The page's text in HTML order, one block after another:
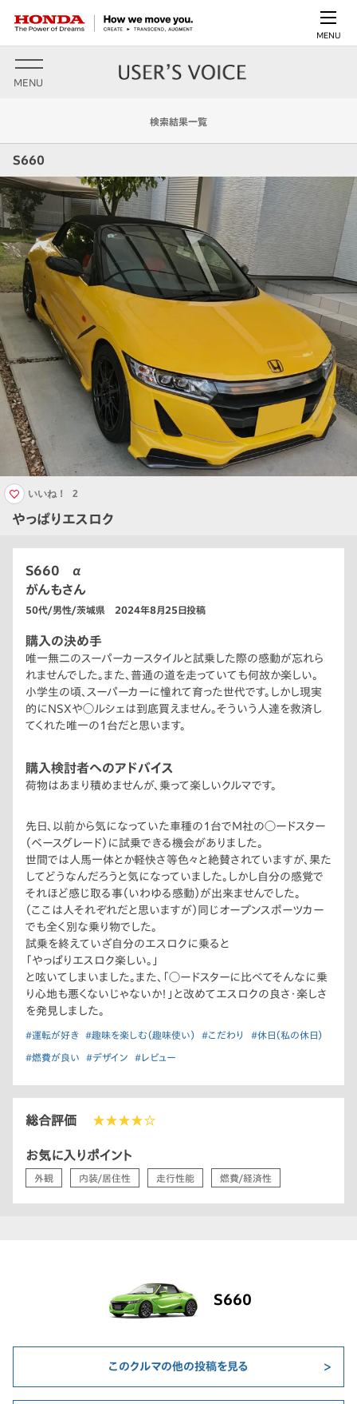
MENU
MENU
検索結果一覧
S660
やっぱりエスロク
いいね！ 2
S660 α
がんもさん
50代/男性/茨城県 2024年8月25日投稿
購入の決め手
唯一無二のスーパーカースタイルと試乗した際の感動が忘れら
れませんでした。また、普通の道を走っていても何故か楽しい。
小学生の頃、スーパーカーに憧れて育った世代です。しかし現実
的にNSXや◯ルシェは到底買えません。そういう人達を救済し
てくれた唯一の1台だと思います。
購入検討者へのアドバイス
荷物はあまり積めませんが、乗って楽しいクルマです。
先日、以前から気になっていた車種の1台でM社の◯ードスター
（ベースグレード）に試乗できる機会がありました。
世間では人馬一体とか軽快さ等色々と絶賛されていますが、果た
してどうなんだろうと気になっていました。しかし自分の感覚で
それほど感じ取る事（いわゆる感動）が出来ませんでした。
（ここは人それぞれだと思いますが）同じオープンスポーツカー
でも全く別な乗り物でした。
試乗を終えていざ自分のエスロクに乗ると
「やっぱりエスロク楽しい。」
と呟いてしまいました。また、「◯ードスターに比べてそんなに乗
り心地も悪くないじゃないか！」と改めてエスロクの良さ・楽しさ
を発見しました。
#運転が好き #趣味を楽しむ（趣味使い） #こだわり #休日（私の休日）
#燃費が良い #デザイン #レビュー
総合評価 ★★★★☆
お気に入りポイント
外観 内装/居住性 走行性能 燃費/経済性
S660
このクルマの他の投稿を見る